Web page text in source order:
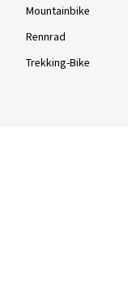
Mountainbike
Rennrad
Trekking-Bike